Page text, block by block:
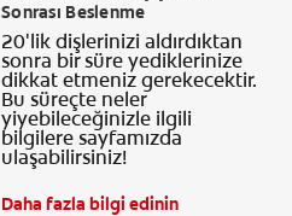
Sonrası Beslenme
20'lik dişlerinizi aldırdıktan
sonra bir süre yediklerinize
dikkat etmeniz gerekecektir.
Bu süreçte neler
yiyebileceğinizle ilgili
bilgilere sayfamızda
ulaşabilirsiniz!
Daha fazla bilgi edinin